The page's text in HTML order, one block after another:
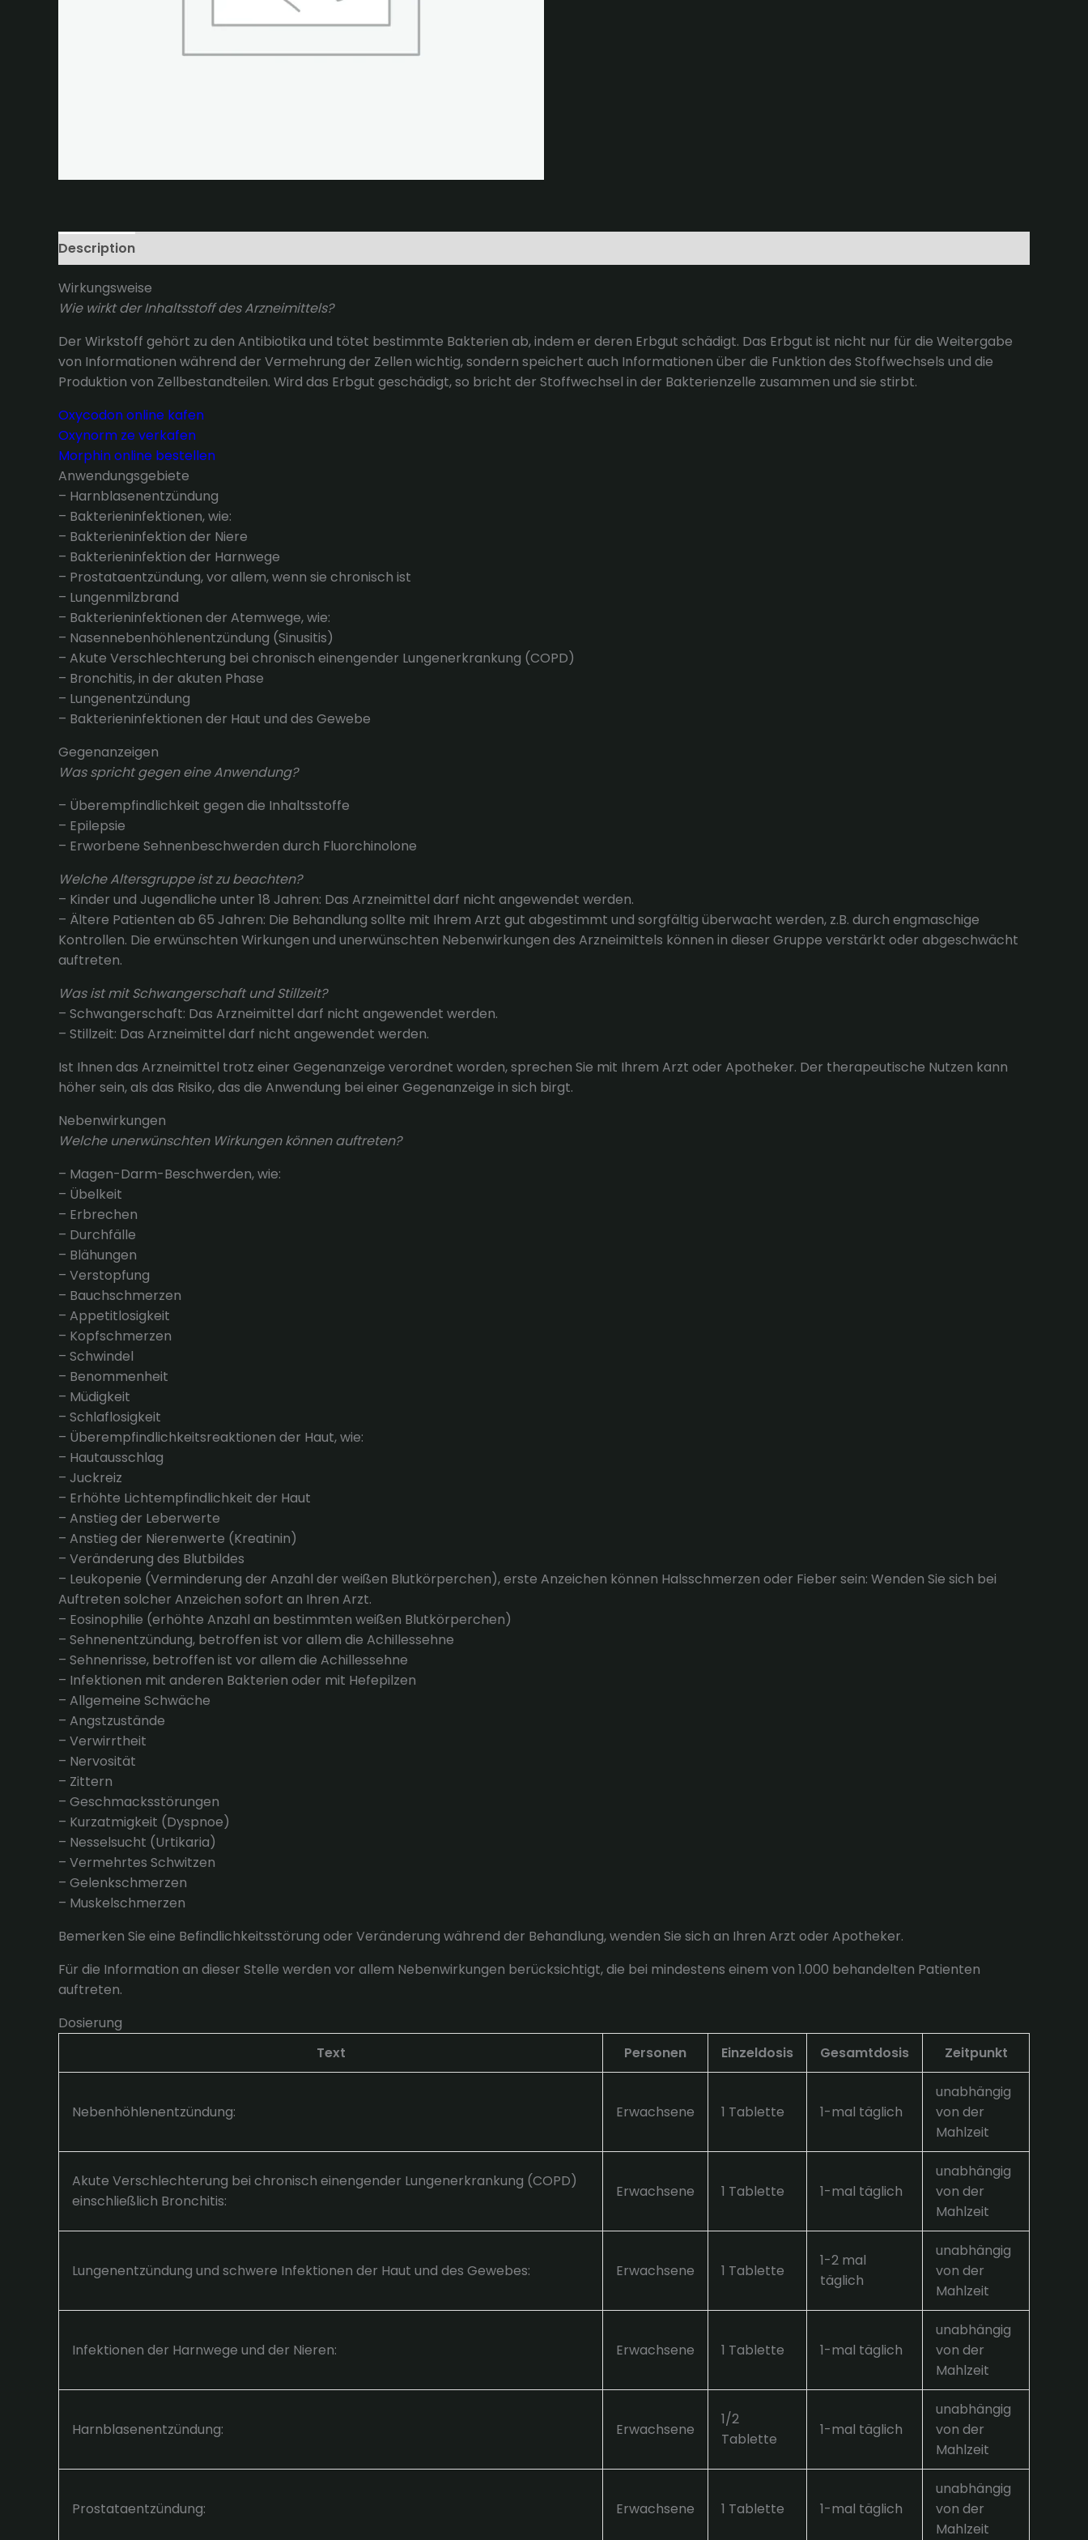
Description
Wirkungsweise
Wie wirkt der Inhaltsstoff des Arzneimittels?
Der Wirkstoff gehört zu den Antibiotika und tötet bestimmte Bakterien ab, indem er deren Erbgut schädigt. Das Erbgut ist nicht nur für die Weitergabe
von Informationen während der Vermehrung der Zellen wichtig, sondern speichert auch Informationen über die Funktion des Stoffwechsels und die
Produktion von Zellbestandteilen. Wird das Erbgut geschädigt, so bricht der Stoffwechsel in der Bakterienzelle zusammen und sie stirbt.
Oxycodon online kafen
Oxynorm ze verkafen
Morphin online bestellen
Anwendungsgebiete
– Harnblasenentzündung
– Bakterieninfektionen, wie:
– Bakterieninfektion der Niere
– Bakterieninfektion der Harnwege
– Prostataentzündung, vor allem, wenn sie chronisch ist
– Lungenmilzbrand
– Bakterieninfektionen der Atemwege, wie:
– Nasennebenhöhlenentzündung (Sinusitis)
– Akute Verschlechterung bei chronisch einengender Lungenerkrankung (COPD)
– Bronchitis, in der akuten Phase
– Lungenentzündung
– Bakterieninfektionen der Haut und des Gewebe
Gegenanzeigen
Was spricht gegen eine Anwendung?
– Überempfindlichkeit gegen die Inhaltsstoffe
– Epilepsie
– Erworbene Sehnenbeschwerden durch Fluorchinolone
Welche Altersgruppe ist zu beachten?
– Kinder und Jugendliche unter 18 Jahren: Das Arzneimittel darf nicht angewendet werden.
– Ältere Patienten ab 65 Jahren: Die Behandlung sollte mit Ihrem Arzt gut abgestimmt und sorgfältig überwacht werden, z.B. durch engmaschige
Kontrollen. Die erwünschten Wirkungen und unerwünschten Nebenwirkungen des Arzneimittels können in dieser Gruppe verstärkt oder abgeschwächt
auftreten.
Was ist mit Schwangerschaft und Stillzeit?
– Schwangerschaft: Das Arzneimittel darf nicht angewendet werden.
– Stillzeit: Das Arzneimittel darf nicht angewendet werden.
Ist Ihnen das Arzneimittel trotz einer Gegenanzeige verordnet worden, sprechen Sie mit Ihrem Arzt oder Apotheker. Der therapeutische Nutzen kann
höher sein, als das Risiko, das die Anwendung bei einer Gegenanzeige in sich birgt.
Nebenwirkungen
Welche unerwünschten Wirkungen können auftreten?
– Magen-Darm-Beschwerden, wie:
– Übelkeit
– Erbrechen
– Durchfälle
– Blähungen
– Verstopfung
– Bauchschmerzen
– Appetitlosigkeit
– Kopfschmerzen
– Schwindel
– Benommenheit
– Müdigkeit
– Schlaflosigkeit
– Überempfindlichkeitsreaktionen der Haut, wie:
– Hautausschlag
– Juckreiz
– Erhöhte Lichtempfindlichkeit der Haut
– Anstieg der Leberwerte
– Anstieg der Nierenwerte (Kreatinin)
– Veränderung des Blutbildes
– Leukopenie (Verminderung der Anzahl der weißen Blutkörperchen), erste Anzeichen können Halsschmerzen oder Fieber sein: Wenden Sie sich bei
Auftreten solcher Anzeichen sofort an Ihren Arzt.
– Eosinophilie (erhöhte Anzahl an bestimmten weißen Blutkörperchen)
– Sehnenentzündung, betroffen ist vor allem die Achillessehne
– Sehnenrisse, betroffen ist vor allem die Achillessehne
– Infektionen mit anderen Bakterien oder mit Hefepilzen
– Allgemeine Schwäche
– Angstzustände
– Verwirrtheit
– Nervosität
– Zittern
– Geschmacksstörungen
– Kurzatmigkeit (Dyspnoe)
– Nesselsucht (Urtikaria)
– Vermehrtes Schwitzen
– Gelenkschmerzen
– Muskelschmerzen
Bemerken Sie eine Befindlichkeitsstörung oder Veränderung während der Behandlung, wenden Sie sich an Ihren Arzt oder Apotheker.
Für die Information an dieser Stelle werden vor allem Nebenwirkungen berücksichtigt, die bei mindestens einem von 1.000 behandelten Patienten
auftreten.
Dosierung
Text
Personen Einzeldosis Gesamtdosis Zeitpunkt
Nebenhöhlenentzündung: Erwachsene 1 Tablette 1-mal täglich
unabhängig
von der
Mahlzeit
Akute Verschlechterung bei chronisch einengender Lungenerkrankung (COPD)
einschließlich Bronchitis:
Erwachsene 1 Tablette 1-mal täglich
unabhängig
von der
Mahlzeit
Lungenentzündung und schwere Infektionen der Haut und des Gewebes: Erwachsene 1 Tablette
1-2 mal
täglich
unabhängig
von der
Mahlzeit
Infektionen der Harnwege und der Nieren: Erwachsene 1 Tablette 1-mal täglich
unabhängig
von der
Mahlzeit
Harnblasenentzündung: Erwachsene
1/2
Tablette
1-mal täglich
unabhängig
von der
Mahlzeit
Prostataentzündung: Erwachsene 1 Tablette 1-mal täglich
unabhängig
von der
Mahlzeit